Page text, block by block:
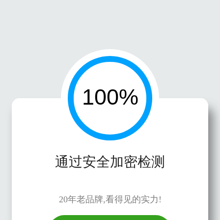
通过安全加密检测
20年老品牌,看得见的实力!